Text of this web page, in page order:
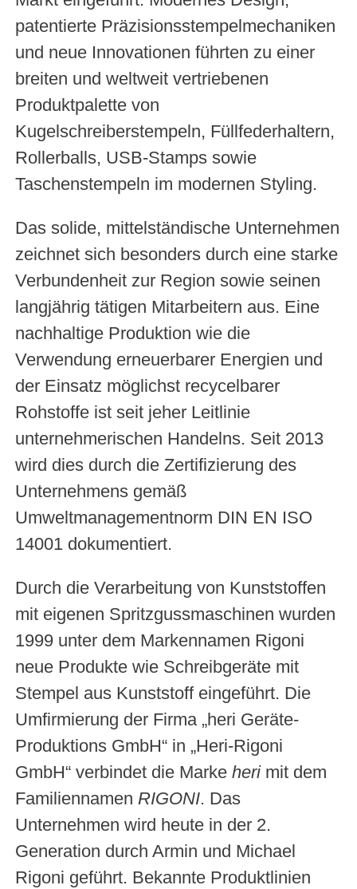
patentierte Präzisionsstempelmechaniken
und neue Innovationen führten zu einer
breiten und weltweit vertriebenen
Produktpalette von
Kugelschreiberstempeln, Füllfederhaltern,
Rollerballs, USB-Stamps sowie
Taschenstempeln im modernen Styling.
Das solide, mittelständische Unternehmen
zeichnet sich besonders durch eine starke
Verbundenheit zur Region sowie seinen
langjährig tätigen Mitarbeitern aus. Eine
nachhaltige Produktion wie die
Verwendung erneuerbarer Energien und
der Einsatz möglichst recycelbarer
Rohstoffe ist seit jeher Leitlinie
unternehmerischen Handelns. Seit 2013
wird dies durch die Zertifizierung des
Unternehmens gemäß
Umweltmanagementnorm DIN EN ISO
14001 dokumentiert.
Durch die Verarbeitung von Kunststoffen
mit eigenen Spritzgussmaschinen wurden
1999 unter dem Markennamen Rigoni
neue Produkte wie Schreibgeräte mit
Stempel aus Kunststoff eingeführt. Die
Umfirmierung der Firma „heri Geräte-
Produktions GmbH“ in „Heri-Rigoni
GmbH“ verbindet die Marke herimit dem
Familiennamen RIGONI. Das
Unternehmen wird heute in der 2.
Generation durch Armin und Michael
Rigoni geführt. Bekannte Produktlinien